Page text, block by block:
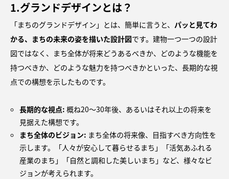
1.グランドデザインとは？
「まちのグランドデザイン」とは、簡単に言うと、 パッと見てわ
かる、まちの未来の姿を描いた設計図です。建物一つ一つの設計
図ではなく、まち全体が将来どうあるべきか、どのような機能を
持つべきか、どのような魅力を持つべきかといった、長期的な視
点での構想を示したものです。
長期的な視点: 概ね20〜30年後、あるいはそれ以上の将来を
見据えた構想です。
まち全体のビジョン: まち全体の将来像、目指すべき方向性を
示します。「人々が安心して暮らせるまち」「活気あふれる
産業のまち」「自然と調和した美しいまち」など、様々なビ
ジョンが考えられます。